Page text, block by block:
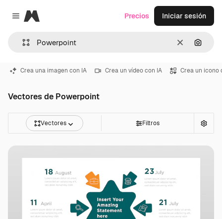
Close menu
Magnific
Borrar
Precios Iniciar sesión
Crea una imagen con IA Crea un vídeo con IA Crea un icono
Vectores de Powerpoint
Vectores Filtros